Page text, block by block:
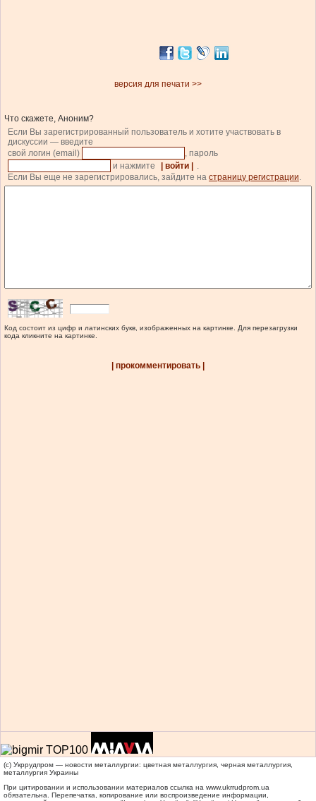
версия для печати >>
Что скажете, Аноним?
Если Вы зарегистрированный пользователь и хотите участвовать в
дискуссии — введите
свой логин (email)
, пароль
и нажмите
| войти |
.
Если Вы еще не зарегистрировались, зайдите на страницу регистрации.
Код состоит из цифр и латинских букв, изображенных на картинке. Для перезагрузки
кода кликните на картинке.
| прокомментировать |
(c) Укррудпром — новости металлургии: цветная металлургия, черная металлургия,
металлургия Украины
При цитировании и использовании материалов ссылка на www.ukrrudprom.ua
обязательна. Перепечатка, копирование или воспроизведение информации,